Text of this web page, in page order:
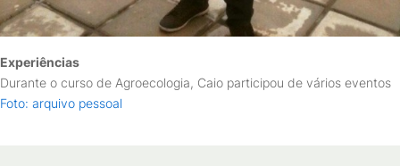
Experiências
Durante o curso de Agroecologia, Caio participou de vários eventos
Foto: arquivo pessoal